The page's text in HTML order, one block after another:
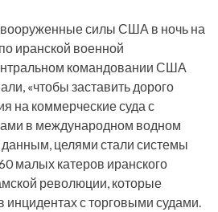
вооруженные силы США в ночь на
иранской военной
командовании США
«чтобы заставить дорого
на коммерческие суда с
в международном водном
целями стали системы
малых катеров иранского
революции, которые
инцидентах с торговыми судами.